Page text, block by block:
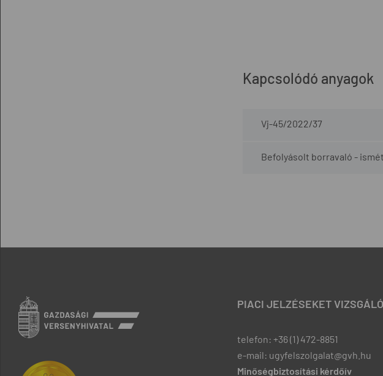
Kapcsolódó anyagok
Vj-45/2022/37
Befolyásolt borravaló -
PIACI JELZÉSEKET
telefon: +36 (1) 472-8851
e-mail: ugyfelszolgalat@gvh.hu
Minőségbiztosítási kérdőív